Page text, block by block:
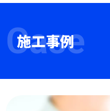
施工事例
Case